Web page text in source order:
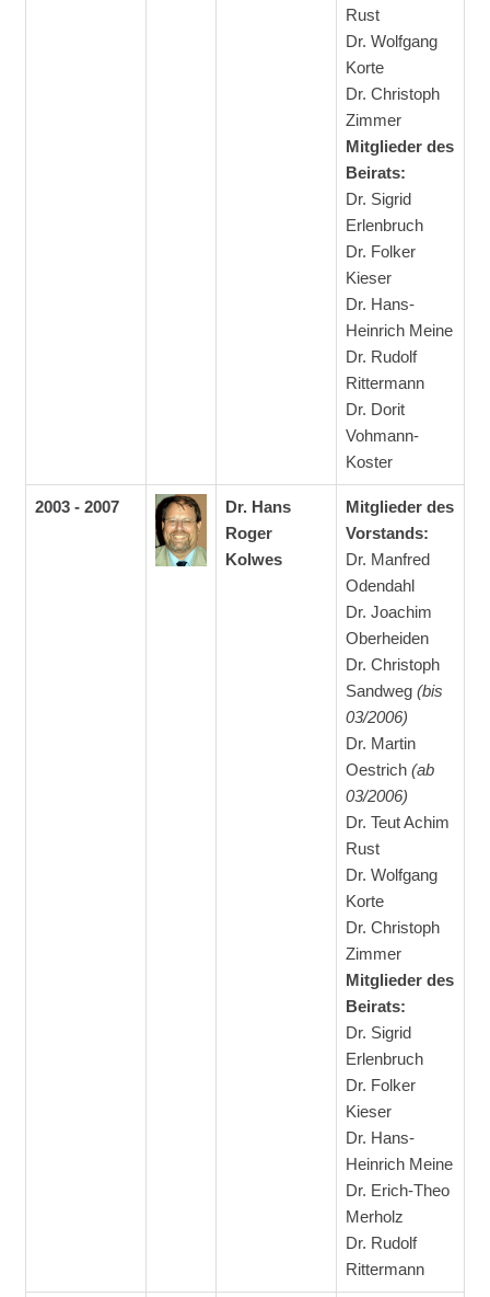
Rust
Dr. Wolfgang
Korte
Dr. Christoph
Zimmer
Mitglieder des
Beirats:
Dr. Sigrid
Erlenbruch
Dr. Folker
Kieser
Dr. Hans-
Heinrich Meine
Dr. Rudolf
Rittermann
Dr. Dorit
Vohmann-
Koster
2003 - 2007
Dr. Hans
Roger
Kolwes
Mitglieder des
Vorstands:
Dr. Manfred
Odendahl
Dr. Joachim
Oberheiden
Dr. Christoph
Sandweg (bis
03/2006)
Dr. Martin
Oestrich (ab
03/2006)
Dr. Teut Achim
Rust
Dr. Wolfgang
Korte
Dr. Christoph
Zimmer
Mitglieder des
Beirats:
Dr. Sigrid
Erlenbruch
Dr. Folker
Kieser
Dr. Hans-
Heinrich Meine
Dr. Erich-Theo
Merholz
Dr. Rudolf
Rittermann